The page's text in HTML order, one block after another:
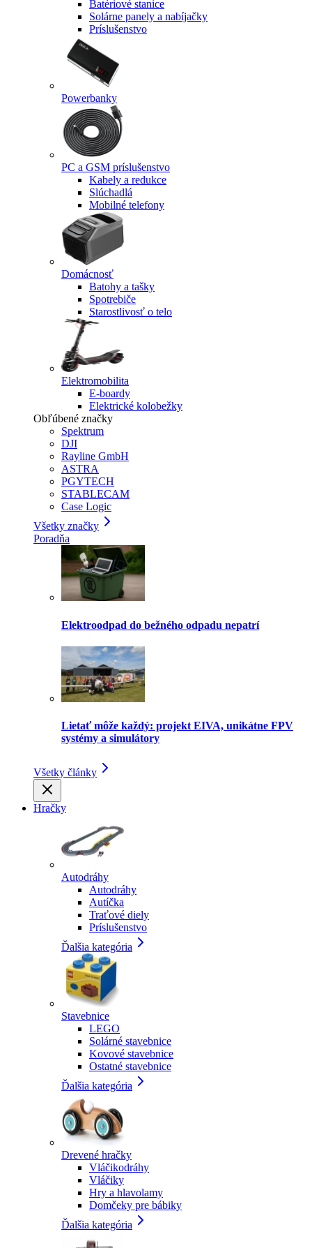
Batériové stanice
Solárne panely a nabíjačky
Príslušenstvo
Powerbanky
PC a GSM príslušenstvo
Kabely a redukce
Slúchadlá
Mobilné telefony
Domácnosť
Batohy a tašky
Spotrebiče
Starostlivosť o telo
Elektromobilita
E-boardy
Elektrické kolobežky
Obľúbené značky
Spektrum
DJI
Rayline GmbH
ASTRA
PGYTECH
STABLECAM
Case Logic
Všetky značky
Poradňa
Elektroodpad do bežného odpadu nepatrí
Lietať môže každý: projekt EIVA, unikátne FPV
systémy a simulátory
Všetky články
Hračky
Autodráhy
Autodráhy
Autíčka
Traťové diely
Príslušenstvo
Ďalšia kategória
Stavebnice
LEGO
Solárné stavebnice
Kovové stavebnice
Ostatné stavebnice
Ďalšia kategória
Drevené hračky
Vláčikodráhy
Vláčiky
Hry a hlavolamy
Domčeky pre bábiky
Ďalšia kategória